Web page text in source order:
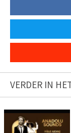
VERDER IN